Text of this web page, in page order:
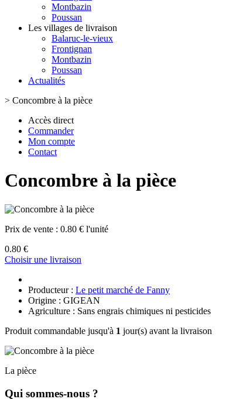
Montbazin
Poussan
Les villages de livraison
Balaruc-le-vieux
Frontignan
Montbazin
Poussan
Actualités
> Concombre à la pièce
Accès direct
Commander
Mon compte
Contact
Concombre à la pièce
Prix de vente : 0.80 € l'unité
0.80 €
Choisir une livraison
Producteur : Le petit marché de Fanny
Origine : GIGEAN
Agriculture : Sans engrais chimiques ni pesticides
Produit commandable jusqu'à 1 jour(s) avant la livraison
La pièce
Qui sommes-nous ?